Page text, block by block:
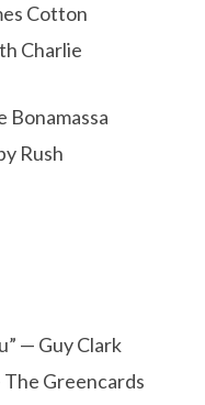
Cotton
Charlie
Bonamassa
Rush
— Guy Clark
Greencards